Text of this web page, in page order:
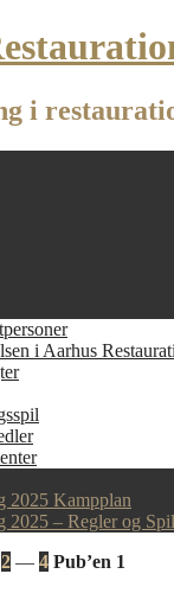
i
i Aarhus
2025 Kampplan
2025 – Regler og
2 — 4 Pub’en 1